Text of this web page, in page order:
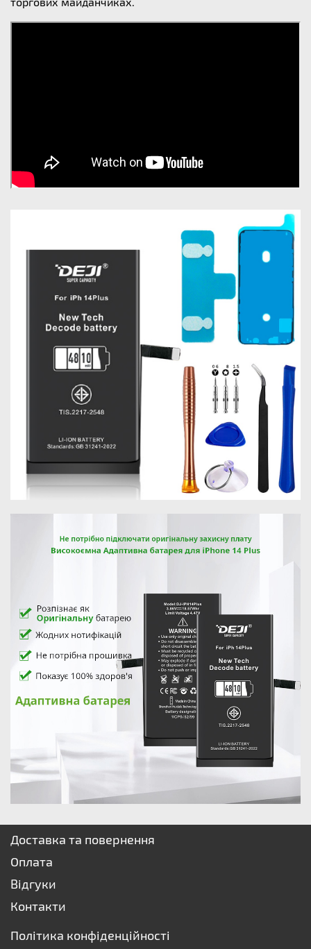
Доставка та повернення
Оплата
Відгуки
Контакти
Політика конфіденційності